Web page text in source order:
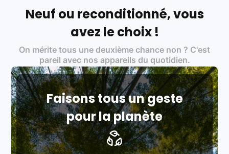
Labels environnementaux & qualité de nos partenaires
traitement des déchets électroniques (DEEE)
Produits testés et vérifiés selon des standards
rigoureux (80 à 100 points de contrôle en
fonction des produits)
Respect des normes RAEE, RoHS, et du
référentiel QualiRepar (bonus réparation)
Neuf ou reconditionné, vous
avez le choix !
On mérite tous une deuxième chance non ? C'est
pareil avec nos appareils du quotidien.
Faisons tous un geste
pour la planète